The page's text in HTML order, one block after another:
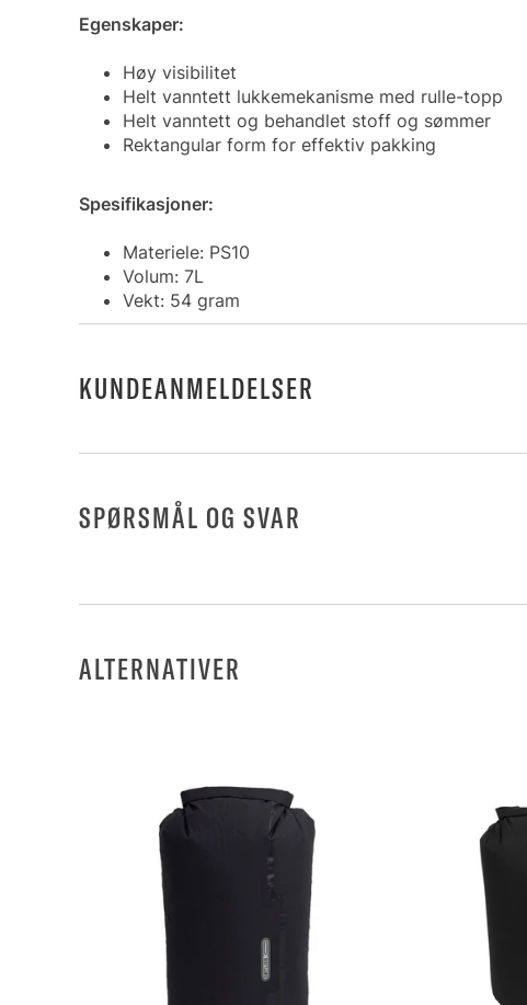
Egenskaper:
Høy visibilitet
Helt vanntett lukkemekanisme med rulle-topp
Helt vanntett og behandlet stoff og sømmer
Rektangular form for effektiv pakking
Spesifikasjoner:
Materiele: PS10
Volum: 7L
Vekt: 54 gram
KUNDEANMELDELSER
SPØRSMÅL OG SVAR
ALTERNATIVER